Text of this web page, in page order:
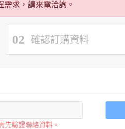
求，請來電洽詢。
02 確認訂購資料
先驗證聯絡資料。